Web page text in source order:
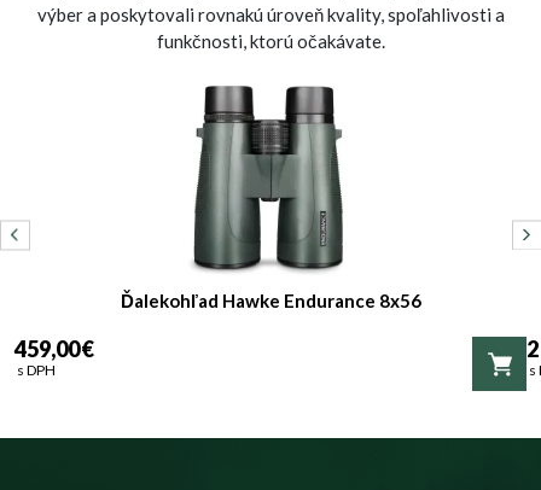
výber a poskytovali rovnakú úroveň kvality, spoľahlivosti a
funkčnosti, ktorú očakávate.
Ďalekohľad Hawke Endurance 8x56
459,00 €
s DPH s